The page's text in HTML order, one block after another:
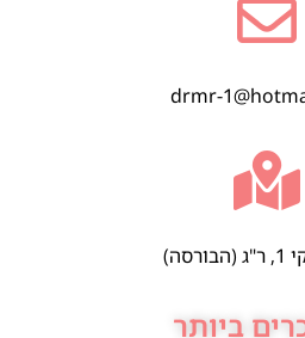
drmr-
ביותר